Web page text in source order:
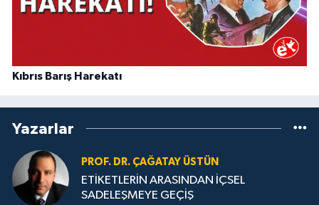
Kıbrıs Barış Harekatı
Yazarlar
PROF. DR. ÇAĞATAY ÜSTÜN
ETİKETLERİN ARASINDAN İÇSEL
SADELEŞMEYE GEÇİŞ